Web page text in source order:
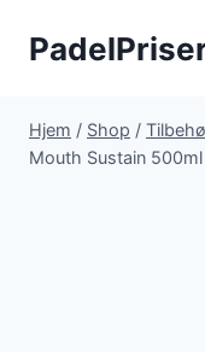
Hjem / Shop /
Mouth Sustain